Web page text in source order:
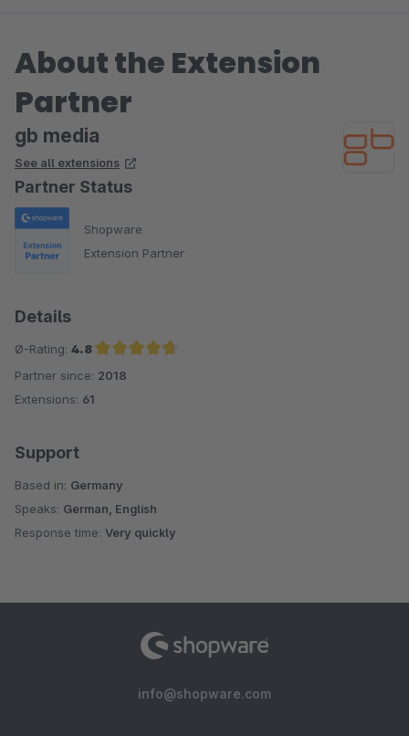
About the Extension
Partner
gb media
See all extensions
Partner Status
Shopware
Extension Partner
Details
Ø-Rating: 4.8
Average rating of 4.8 out of 5 stars
Partner since: 2018
Extensions: 61
Support
Based in: Germany
Speaks: German, English
Response time: Very quickly
info@shopware.com